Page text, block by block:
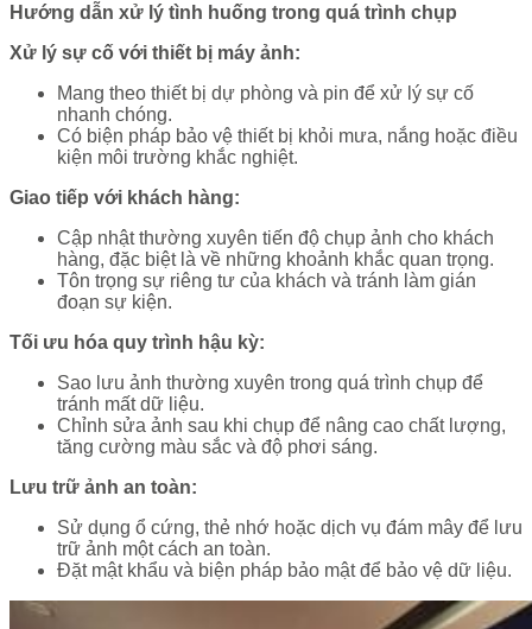
Hướng dẫn xử lý tình huống trong quá trình chụp
Xử lý sự cố với thiết bị máy ảnh:
Mang theo thiết bị dự phòng và pin để xử lý sự cố
nhanh chóng.
Có biện pháp bảo vệ thiết bị khỏi mưa, nắng hoặc điều
kiện môi trường khắc nghiệt.
Giao tiếp với khách hàng:
Cập nhật thường xuyên tiến độ chụp ảnh cho khách
hàng, đặc biệt là về những khoảnh khắc quan trọng.
Tôn trọng sự riêng tư của khách và tránh làm gián
đoạn sự kiện.
Tối ưu hóa quy trình hậu kỳ:
Sao lưu ảnh thường xuyên trong quá trình chụp để
tránh mất dữ liệu.
Chỉnh sửa ảnh sau khi chụp để nâng cao chất lượng,
tăng cường màu sắc và độ phơi sáng.
Lưu trữ ảnh an toàn:
Sử dụng ổ cứng, thẻ nhớ hoặc dịch vụ đám mây để lưu
trữ ảnh một cách an toàn.
Đặt mật khẩu và biện pháp bảo mật để bảo vệ dữ liệu.